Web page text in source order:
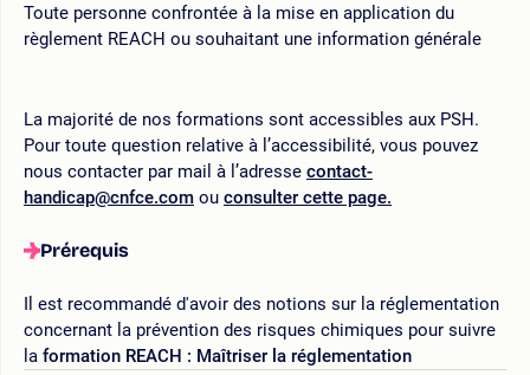
Toute personne confrontée à la mise en application du
règlement REACH ou souhaitant une information générale
La majorité de nos formations sont accessibles aux PSH.
Pour toute question relative à l’accessibilité, vous pouvez
nous contacter par mail à l’adresse contact-
handicap@cnfce.com ou consulter cette page.
Prérequis
Il est recommandé d'avoir des notions sur la réglementation
concernant la prévention des risques chimiques pour suivre
la formation REACH : Maîtriser la réglementation